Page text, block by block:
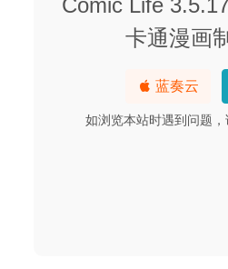
Comic Life
卡通漫画
蓝奏云
如浏览本站时遇到问题，
Optimage 3.5.1 – 高级图像优
我的兔子兄弟(My Brother
Glyphs 2.6.6 (1343) 中文版-字
JixiPix Artista Impresso Pro